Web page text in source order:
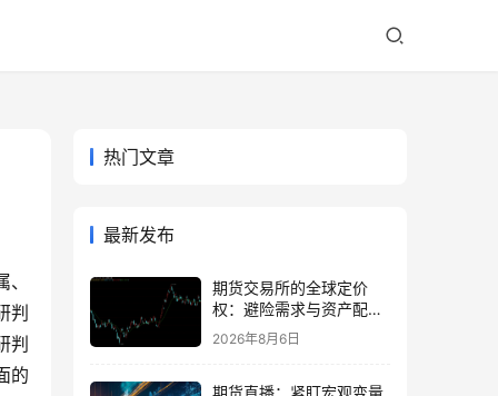
判
判
的
热门文章
最新发布
期货交易所的全球定价
权：避险需求与资产配置
再平衡
2026年8月6日
期货直播：紧盯宏观变量